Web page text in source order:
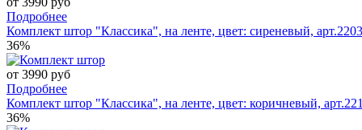
Подробнее
Комплект штор "Классика", на ленте, цвет: сиреневый,
36%
от 3990 руб
Подробнее
Комплект штор "Классика", на ленте, цвет: коричневый,
36%